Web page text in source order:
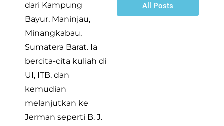
dari Kampung
Bayur, Maninjau,
Minangkabau,
Sumatera Barat. Ia
bercita-cita kuliah di
UI, ITB, dan
kemudian
melanjutkan ke
Jerman seperti B. J.
All Posts